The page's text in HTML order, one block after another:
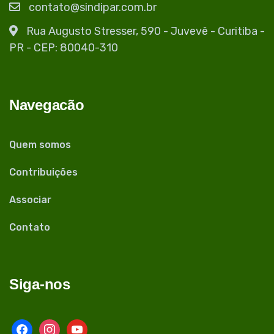
contato@sindipar.com.br
Rua Augusto Stresser, 590 - Juvevê - Curitiba -
PR - CEP: 80040-310
Navegacão
Quem somos
Contribuições
Associar
Contato
Siga-nos
facebookinstagram
youtube